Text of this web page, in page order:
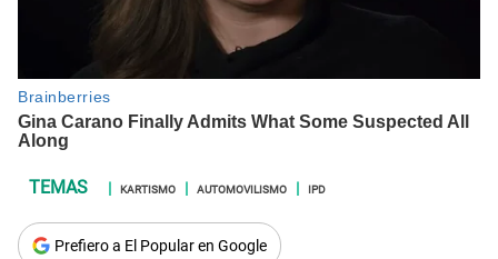
KARTISMO AUTOMOVILISMO IPD
Prefiero a El Popular en Google